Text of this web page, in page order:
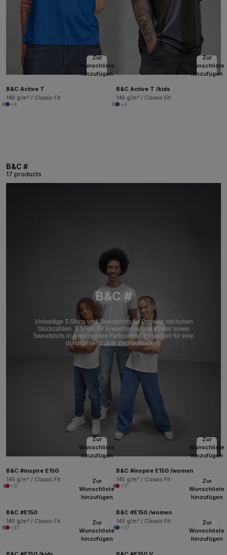
Zur
Wunschliste
hinzufügen
B&C Active T
140 g/m² / Classic Fit
+4
Zur
Wunschliste
hinzufügen
B&C Active T /kids
140 g/m² / Classic Fit
+4
B&C #
17 products
B&C #
Vielseitige T-Shirts und Sweatshirts für Projekte mit hohen
Stückzahlen. T-Shirts für Erwachsene und Kinder sowie
Sweatshirts in einer breiten Farbpalette. Entwickelt für eine
durchgehend gute Bedruckbarkeit.
Zur
Wunschliste
hinzufügen
B&C #inspire E150
145 g/m² / Classic Fit
+17
Zur
Wunschliste
hinzufügen
B&C #inspire E150 /women
145 g/m² / Classic Fit
+17
Zur
Wunschliste
hinzufügen
B&C #E150
145 g/m² / Classic Fit
+37
Zur
Wunschliste
hinzufügen
B&C #E150 /women
145 g/m² / Classic Fit
+37
Zur
Wunschliste
hinzufügen
Zur
Wunschliste
hinzufügen